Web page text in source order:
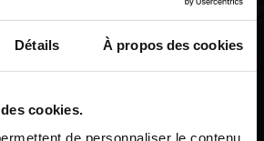
Détails À propos des cookies
cookies.
de personnaliser le contenu